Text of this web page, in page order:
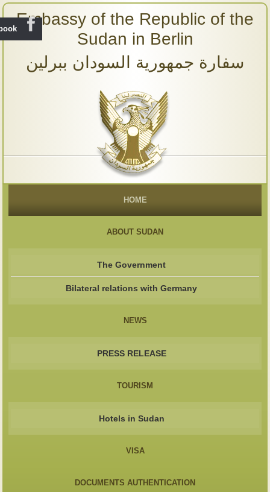
Embassy of the Republic of the
Sudan in Berlin
سفارة جمهورية السودان ببرلين
HOME
ABOUT SUDAN
The Government
Bilateral relations with Germany
NEWS
PRESS RELEASE
TOURISM
Hotels in Sudan
VISA
DOCUMENTS AUTHENTICATION